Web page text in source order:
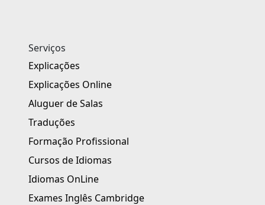
Serviços
Explicações
Explicações Online
Aluguer de Salas
Traduções
Formação Profissional
Cursos de Idiomas
Idiomas OnLine
Exames Inglês Cambridge